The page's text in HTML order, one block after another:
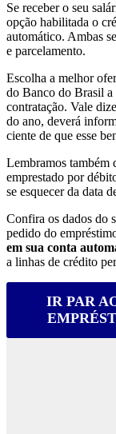
Se receber o seu
opção habilitada o
automático. Ambas
e parcelamento.
Escolha a melhor
do Banco do Brasil a
contratação. Vale
do ano, deverá
ciente de que esse
Lembramos também
emprestado por
se esquecer da data
Confira os dados do
pedido do
em sua conta
a linhas de crédito
IR PAR